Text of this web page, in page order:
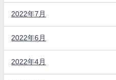
2022年7月
2022年6月
2022年4月